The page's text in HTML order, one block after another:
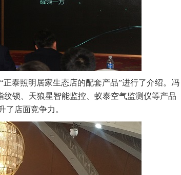
泰照明居家生态店的配套产品”进行了介绍。冯
锁、天狼星智能监控、蚁泰空气监测仪等产品
了店面竞争力。